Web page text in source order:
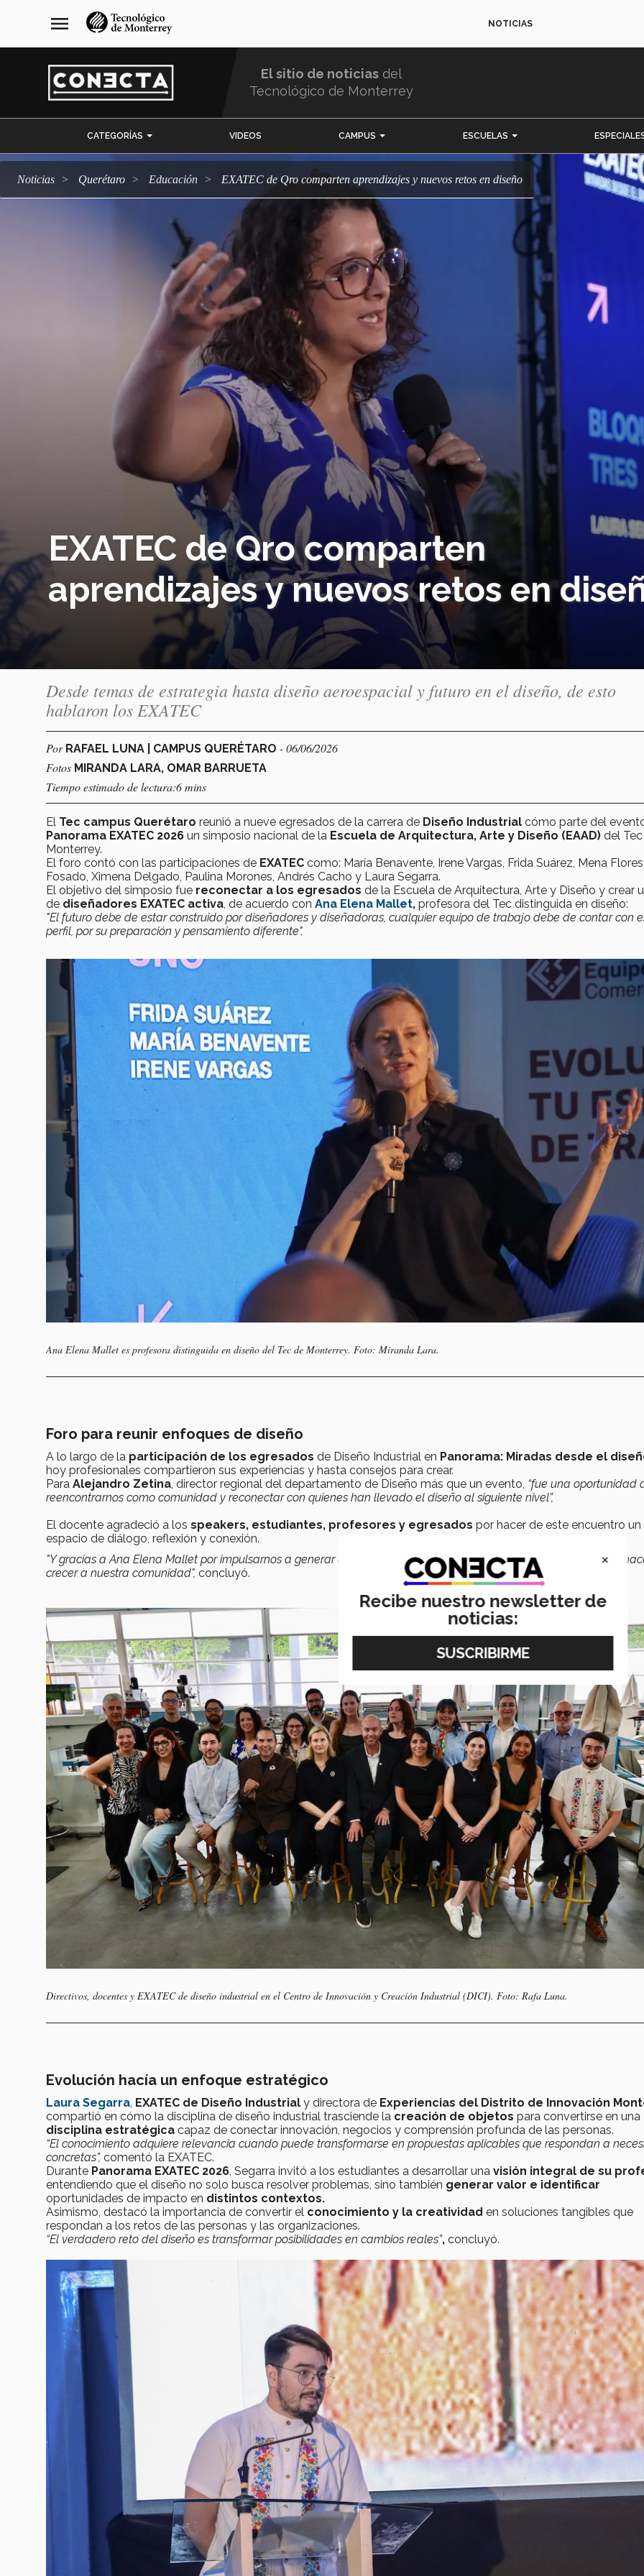
navegación
principal
menu NOTICIAS
El sitio de noticias del
Tecnológico de Monterrey
CATEGORÍAS VIDEOS CAMPUS ESCUELAS
Noticias Querétaro Educación EXATEC de Qro comparten aprendizajes y nuevos retos en diseño
EXATEC de Qro comparten
aprendizajes y nuevos retos en
Desde temas de estrategia hasta diseño aeroespacial y futuro en el diseño, de esto
hablaron los EXATEC
Por RAFAEL LUNA | CAMPUS QUERÉTARO - 06/06/2026
Fotos MIRANDA LARA, OMAR BARRUETA
Tiempo estimado de lectura:6 mins
El Tec campus Querétaro reunió a nueve egresados de la carrera de Diseño Industrial cómo parte del
Panorama EXATEC 2026 un simposio nacional de la Escuela de Arquitectura, Arte y Diseño (EAAD) del
Monterrey.
El foro contó con las participaciones de EXATEC como: María Benavente, Irene Vargas, Frida Suárez, Mena
Fosado, Ximena Delgado, Paulina Morones, Andrés Cacho y Laura Segarra.
El objetivo del simposio fue reconectar a los egresados de la Escuela de Arquitectura, Arte y Diseño y crear
de diseñadores EXATEC activa , de acuerdo con Ana Elena Mallet, profesora del Tec distinguida en diseño:
"El futuro debe de estar construido por diseñadores y diseñadoras, cualquier equipo de trabajo debe de contar con
perfil, por su preparación y pensamiento diferente".
Ana Elena Mallet es profesora distinguida en diseño del Tec de Monterrey. Foto: Miranda Lara.
Foro para reunir enfoques de diseño
A lo largo de la participación de los egresados de Diseño Industrial en Panorama: Miradas desde el
hoy profesionales compartieron sus experiencias y hasta consejos para crear.
Para Alejandro Zetina, director regional del departamento de Diseño más que un evento, “fue una oportunidad
reencontrarnos como comunidad y reconectar con quienes han llevado el diseño al siguiente nivel”,
El docente agradeció a los speakers, estudiantes, profesores y egresados por hacer de este encuentro un
espacio de diálogo, reflexión y conexión.
"Y gracias a Ana Elena Mallet por impulsarnos a generar este reencuentro y seguir fortaleciendo los vínculos que
crecer a nuestra comunidad", concluyó.
Directivos, docentes y EXATEC de diseño industrial en el Centro de Innovación y Creación Industrial (DICI). Foto: Rafa Luna.
Evolución hacía un enfoque estratégico
Laura Segarra EXATEC de Diseño Industrial y directora de Experiencias del Distrito de Innovación
compartió en cómo la disciplina de diseño industrial trasciende la creación de objetos para convertirse en una
disciplina estratégica capaz de conectar innovación, negocios y comprensión profunda de las personas.
“El conocimiento adquiere relevancia cuando puede transformarse en propuestas aplicables que respondan a
concretas”, comentó la EXATEC.
Durante Panorama EXATEC 2026 , Segarra invitó a los estudiantes a desarrollar una visión integral de su
entendiendo que el diseño no solo busca resolver problemas, sino también generar valor e identificar
oportunidades de impacto en distintos contextos.
Asimismo, destacó la importancia de convertir el conocimiento y la creatividad en soluciones tangibles que
respondan a los retos de las personas y las organizaciones.
“El verdadero reto del diseño es transformar posibilidades en cambios reales”, concluyó.
×
Recibe nuestro newsletter de
noticias: